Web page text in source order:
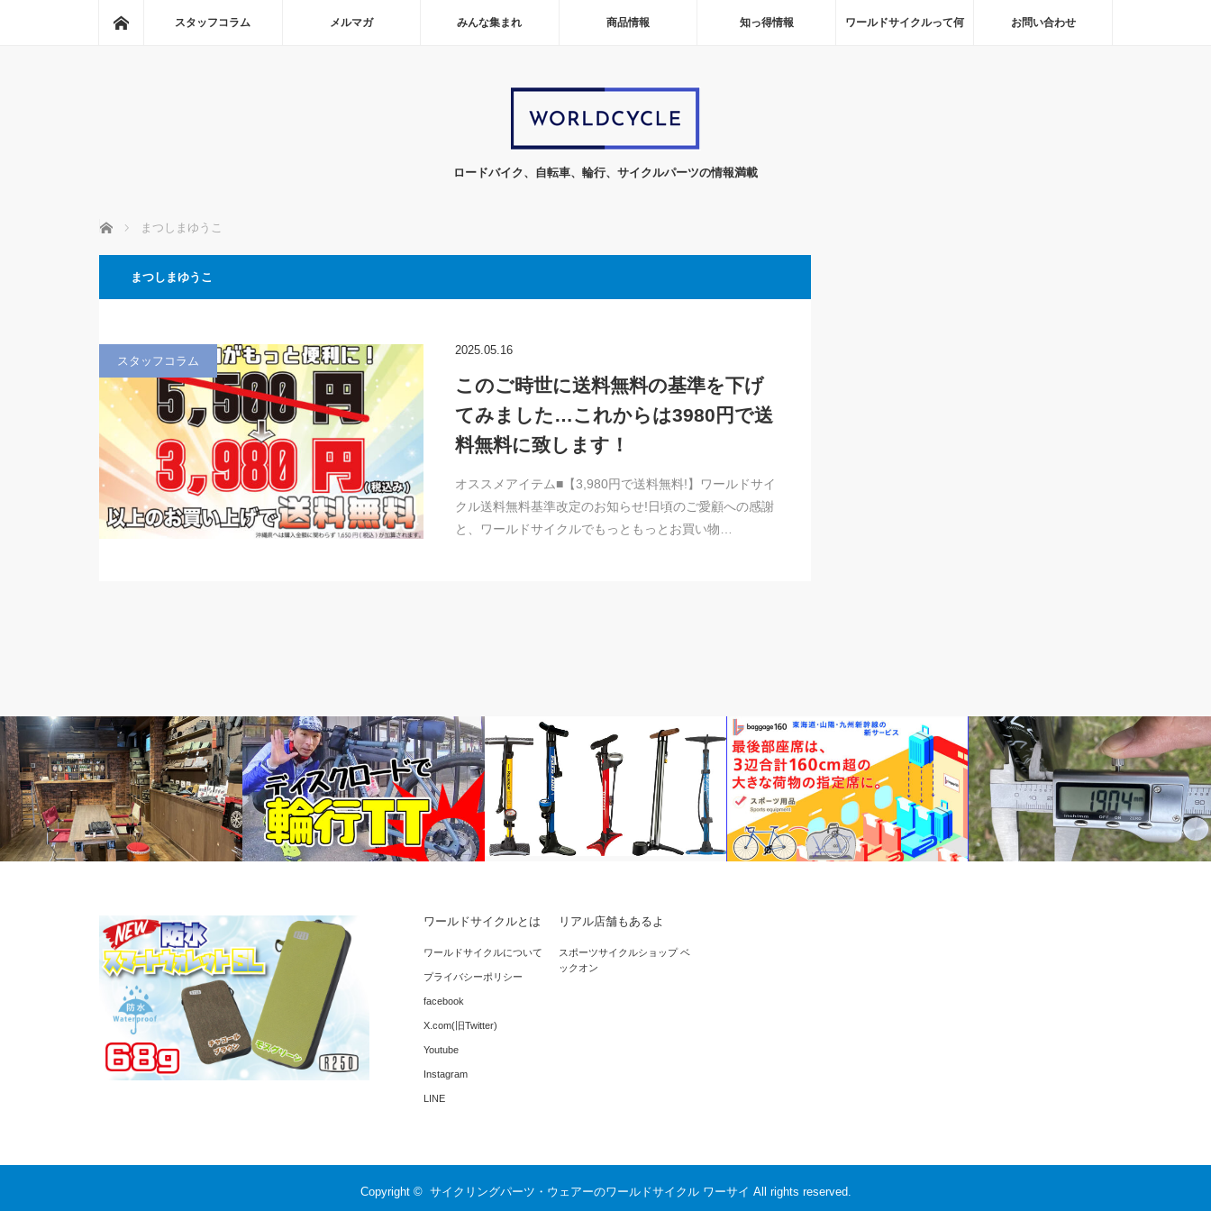
ホームスタッフコラム メルマガ みんな集まれ 商品情報 知っ得情報 ワールドサイクルって何 お問い合わせ
ロードバイク、自転車、輪行、サイクルパーツの情報満載
ホーム まつしまゆうこ
まつしまゆうこ
スタッフコラム
2025.05.16
このご時世に送料無料の基準を下げ
てみました…これからは3980円で送
料無料に致します！
オススメアイテム■【3,980円で送料無料!】ワールドサイ
クル送料無料基準改定のお知らせ!日頃のご愛顧への感謝
と、ワールドサイクルでもっともっとお買い物…
5/20の輪行講座は、初の京都で開催しま
*ディスクブレーキ輪行タイムアタック
*買ってきたロードバイクの賞味期限
は、何もしなければ3日だけ。
ワールドサイクルとは
ワールドサイクルについて
プライバシーポリシー
facebook
X.com(旧Twitter)
Youtube
Instagram
LINE
リアル店舗もあるよ
スポーツサイクルショップ ベ
ックオン
Copyright © サイクリングパーツ・ウェアーのワールドサイクル ワーサイ All rights reserved.